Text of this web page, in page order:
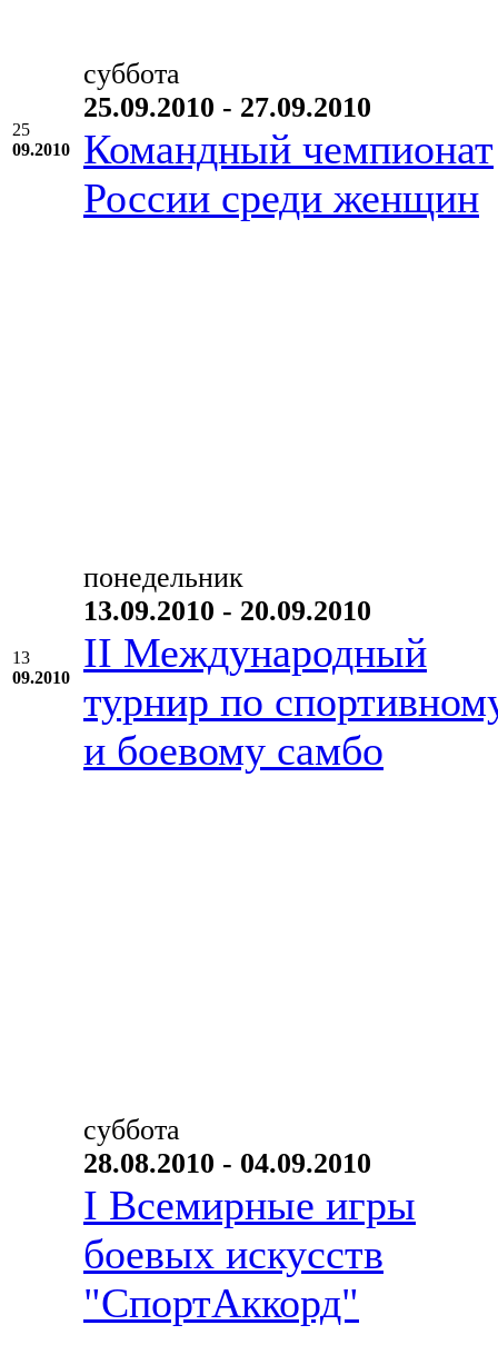
25
09.2010
суббота
25.09.2010 - 27.09.2010
Командный чемпионат
России среди женщин
13
09.2010
понедельник
13.09.2010 - 20.09.2010
II Международный
турнир по
и боевому самбо
суббота
28.08.2010 - 04.09.2010
I Всемирные игры
боевых искусств
"СпортАккорд"